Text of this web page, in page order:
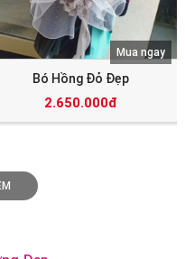
Bó Hồng Đỏ Đẹp
2.650.000đ
Mua ngay